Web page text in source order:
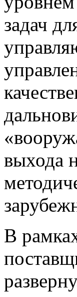
задач
выхода
В